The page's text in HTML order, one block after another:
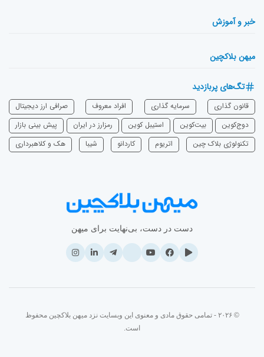
خبر و آموزش
میهن بلاکچین
تگ‌های پربازدید
قانون گذاری سرمایه‌ گذاری افراد معروف
صرافی ارز دیجیتال
دوج‌کوین
بیت‌کوین استیبل کوین رمزارز در ایران
پیش بینی بازار
تکنولوژی بلاک چین
اتریوم ‌کاردانو شیبا هک و کلاهبرداری
دست در دست، بی‌نهایت برای میهن
© ۲۰۲۶ - تمامی حقوق مادی و معنوی این وبسایت نزد میهن بلاکچین محفوظ
است.